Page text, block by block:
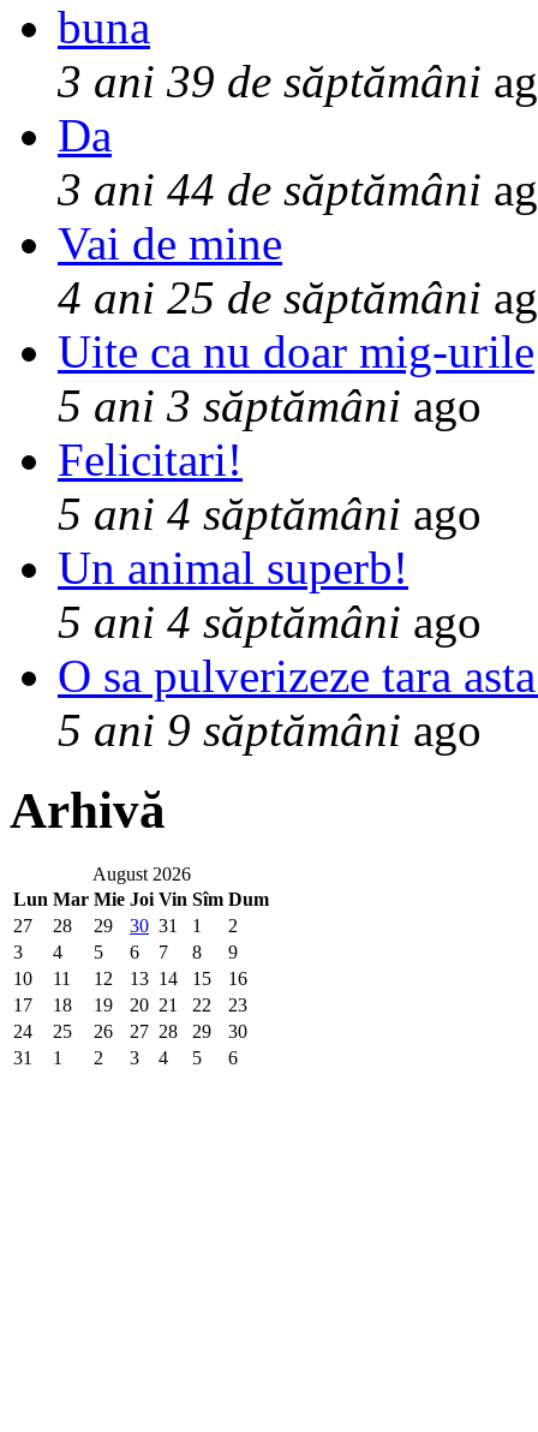
buna
3 ani 39 de săptămâni
Da
3 ani 44 de săptămâni
Vai de mine
4 ani 25 de săptămâni
Uite ca nu doar mig-urile
5 ani 3 săptămâni ago
Felicitari!
5 ani 4 săptămâni ago
Un animal superb!
5 ani 4 săptămâni ago
O sa pulverizeze tara
5 ani 9 săptămâni ago
Arhivă
August 2026
Lun Mar Mie Joi Vin Sîm Dum
27
28 29 30 31 1
2
3
4 5 6 7 8
9
10
11 12 13 14 15
16
17
18 19 20 21 22
23
24
25 26 27 28 29
30
31
1 2 3 4 5 6